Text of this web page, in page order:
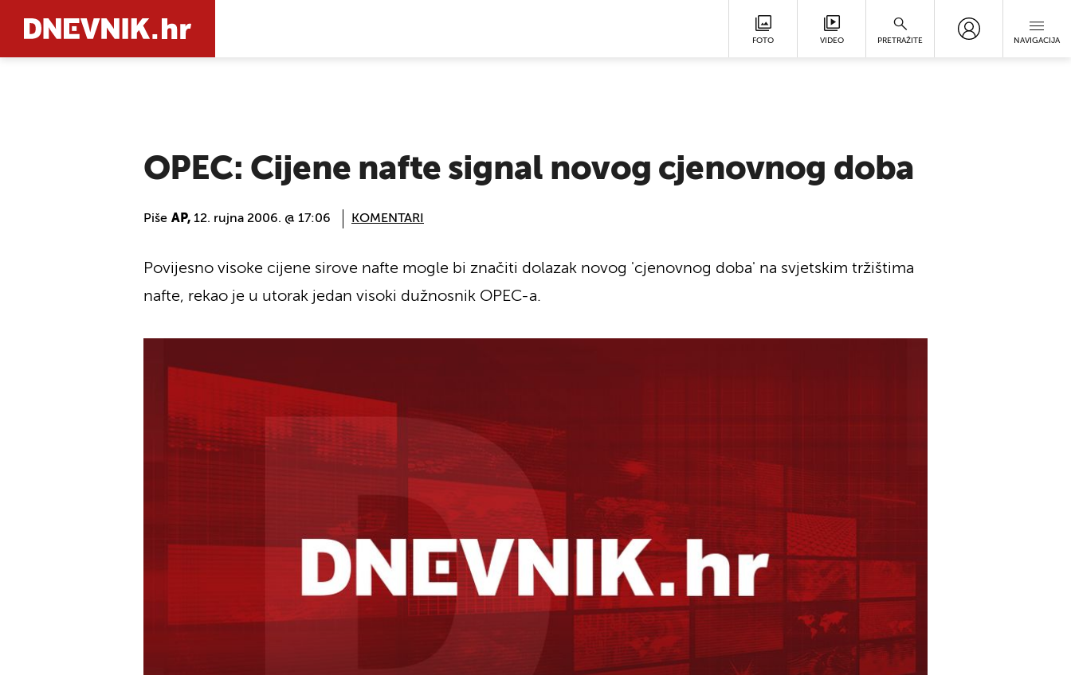
FOTO VIDEO PRETRAŽITE NAVIGACIJA
OPEC: Cijene nafte signal novog cjenovnog doba
Piše AP, 12. rujna 2006. @ 17:06 KOMENTARI
Povijesno visoke cijene sirove nafte mogle bi značiti dolazak novog 'cjenovnog doba' na svjetskim tržištima
nafte, rekao je u utorak jedan visoki dužnosnik OPEC-a.